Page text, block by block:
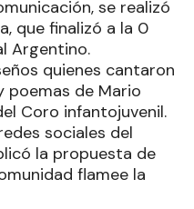
se realizó
que finalizó a la 0
Argentino.
quienes cantaron
poemas de Mario
Coro infantojuvenil.
sociales del
la propuesta de
flamee la